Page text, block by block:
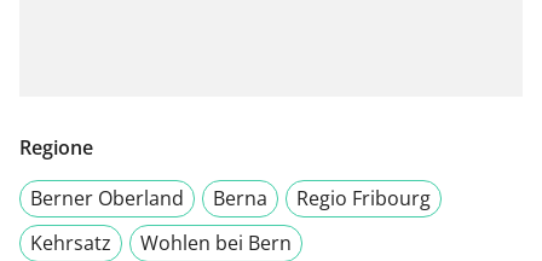
Regione
Berner Oberland
Berna
Regio Fribourg
Kehrsatz
Wohlen bei Bern